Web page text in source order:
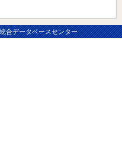
合データベースセンター